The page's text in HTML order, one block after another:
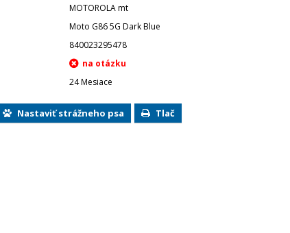
MOTOROLA mt
Moto G86 5G Dark Blue
840023295478
24 Mesiace
Nastaviť strážneho psa Tlač